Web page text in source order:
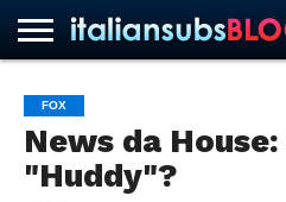
HOME
NEWS
ASCOLTI
RECENSIONI
INTERVISTE
CURIOSITÀ
CHI
SIAMO
CONTATTACI
FORUM
ITALIANSUBS
FOX
News da
"Huddy"?